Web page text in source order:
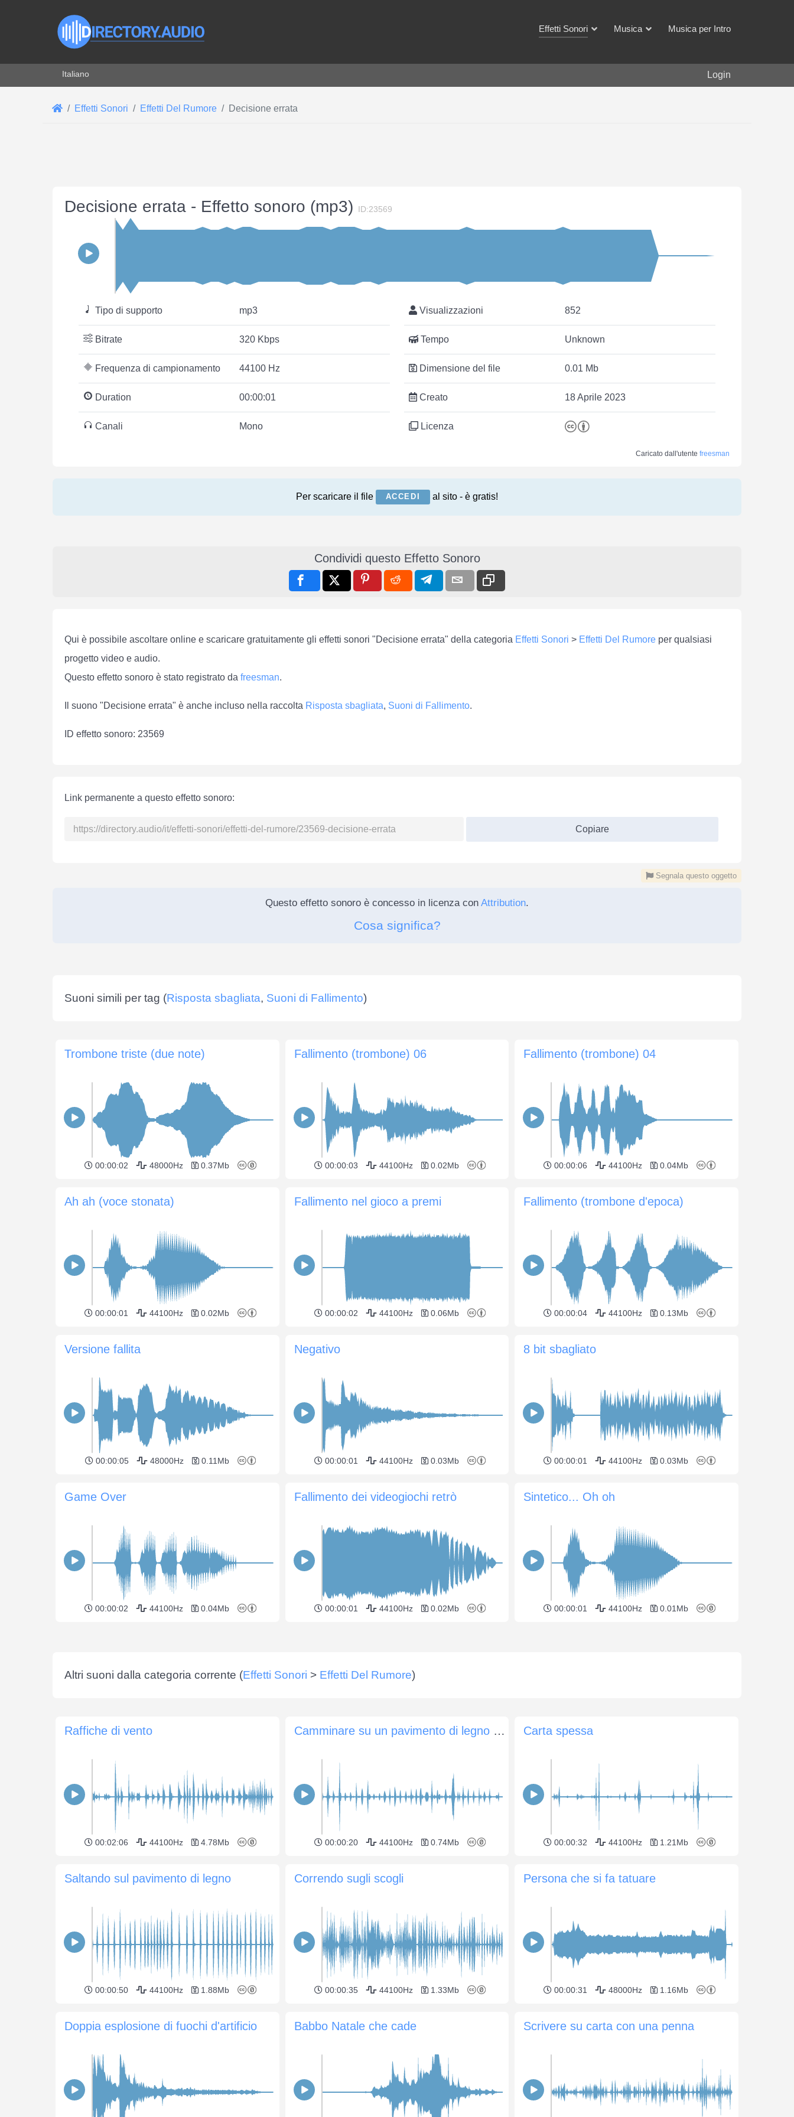
Effetti Sonori Musica Musica per Intro
Seleziona la tua lingua
Italiano Login
Effetti Sonori Effetti Del Rumore Decisione errata
Decisione errata - Effetto sonoro (mp3) ID:23569
Tipo di supporto mp3
Bitrate 320 Kbps
Frequenza di campionamento 44100 Hz
Duration 00:00:01
Canali Mono
Visualizzazioni 852
Tempo Unknown
Dimensione del file 0.01 Mb
Creato 18 Aprile 2023
Licenza
Caricato dall'utente freesman
Per scaricare il file ACCEDI al sito - è gratis!
Condividi questo Effetto Sonoro
Qui è possibile ascoltare online e scaricare gratuitamente gli effetti sonori "Decisione errata" della categoria Effetti Sonori > Effetti Del Rumore per qualsiasi
progetto video e audio.
Questo effetto sonoro è stato registrato da freesman.
Il suono "Decisione errata" è anche incluso nella raccolta Risposta sbagliata, Suoni di Fallimento.
ID effetto sonoro: 23569
Link permanente a questo effetto sonoro:
Copiare
Segnala questo oggetto
Questo effetto sonoro è concesso in licenza con Attribution.
Cosa significa?
Suoni simili per tag (Risposta sbagliata, Suoni di Fallimento)
Trombone triste (due note)
00:00:02 48000Hz 0.37Mb
Fallimento (trombone) 06
00:00:03 44100Hz 0.02Mb
Fallimento (trombone) 04
00:00:06 44100Hz 0.04Mb
Ah ah (voce stonata)
00:00:01 44100Hz 0.02Mb
Fallimento nel gioco a premi
00:00:02 44100Hz 0.06Mb
Fallimento (trombone d'epoca)
00:00:04 44100Hz 0.13Mb
Versione fallita
00:00:05 48000Hz 0.11Mb
Negativo
00:00:01 44100Hz 0.03Mb
8 bit sbagliato
00:00:01 44100Hz 0.03Mb
Game Over
00:00:02 44100Hz 0.04Mb
Fallimento dei videogiochi retrò
00:00:01 44100Hz 0.02Mb
Sintetico... Oh oh
00:00:01 44100Hz 0.01Mb
Altri suoni dalla categoria corrente (Effetti Sonori > Effetti Del Rumore)
Raffiche di vento
00:02:06 44100Hz 4.78Mb
Camminare su un pavimento di legno in pantofole
00:00:20 44100Hz 0.74Mb
Carta spessa
00:00:32 44100Hz 1.21Mb
Saltando sul pavimento di legno
00:00:50 44100Hz 1.88Mb
Correndo sugli scogli
00:00:35 44100Hz 1.33Mb
Persona che si fa tatuare
00:00:31 48000Hz 1.16Mb
Doppia esplosione di fuochi d'artificio Babbo Natale che cade Scrivere su carta con una penna